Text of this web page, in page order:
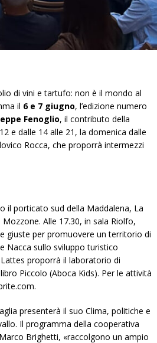
di vini e tartufo: non è il mondo al
il 6 e 7 giugno, l’edizione numero
Fenoglio, il contributo della
e dalle 14 alle 21, la domenica dalle
Rocca, che proporrà intermezzi
il porticato sud della Maddalena, La
Alle 17.30, in sala Riolfo,
giuste per promuovere un territorio di
Nacca sullo sviluppo turistico
proporrà il laboratorio di
Piccolo (Aboca Kids). Per le attività
.
presenterà il suo Clima, politiche e
Il programma della cooperativa
Brighetti, «raccolgono un ampio